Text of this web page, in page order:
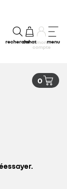
rechercheachatmon
compte
menu
0